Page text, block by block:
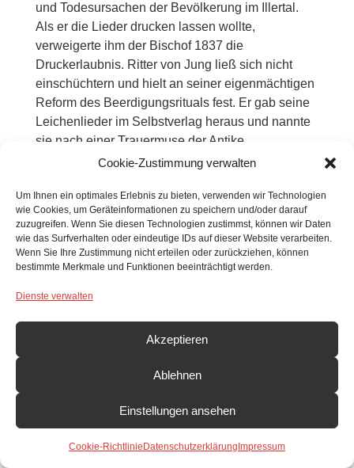
Cookie-Zustimmung verwalten
Um Ihnen ein optimales Erlebnis zu bieten, verwenden wir Technologien
wie Cookies, um Geräteinformationen zu speichern und/oder darauf
zuzugreifen. Wenn Sie diesen Technologien zustimmst, können wir Daten
wie das Surfverhalten oder eindeutige IDs auf dieser Website verarbeiten.
Wenn Sie Ihre Zustimmung nicht erteilen oder zurückziehen, können
bestimmte Merkmale und Funktionen beeinträchtigt werden.
Dienste verwalten
Akzeptieren
Ablehnen
Einstellungen ansehen
Cookie-Richtlinie Datenschutzerklärung Impressum
und Todesursachen der Bevölkerung im Illertal.
Als er die Lieder drucken lassen wollte,
verweigerte ihm der Bischof 1837 die
Druckerlaubnis. Ritter von Jung ließ sich nicht
einschüchtern und hielt an seiner eigenmächtigen
Reform des Beerdigungsrituals fest. Er gab seine
Leichenlieder im Selbstverlag heraus und nannte
sie nach einer Trauermuse der Antike
„Melpomene“.
die St. Anna-Kaplanei in Tettnang versetzt. Bis
heute spricht man von einer Strafversetzung.
Tatsächlich handelte es sich um „eine
allergnädigste Verleihung eines seinem
gebrechlichen Alter angemessenen Postens“.
Tettnang wenig Anstoß an den originellen
Grabliedern des Ritters und Kaplans Michael von
Vespergesänge und Metten hatten aufklärerische
den Vordergrund. Sperrige Glaubensinhalte